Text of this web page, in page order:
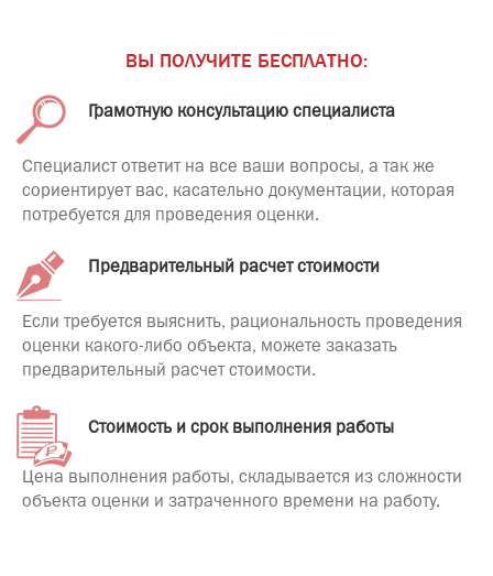
ВЫ ПОЛУЧИТЕ БЕСПЛАТНО:
Грамотную консультацию специалиста
Специалист ответит на все ваши вопросы, а так же
сориентирует вас, касательно документации, которая
потребуется для проведения оценки.
Предварительный расчет стоимости
Если требуется выяснить, рациональность проведения
оценки какого-либо объекта, можете заказать
предварительный расчет стоимости.
Стоимость и срок выполнения работы
Цена выполнения работы, складывается из сложности
объекта оценки и затраченного времени на работу.